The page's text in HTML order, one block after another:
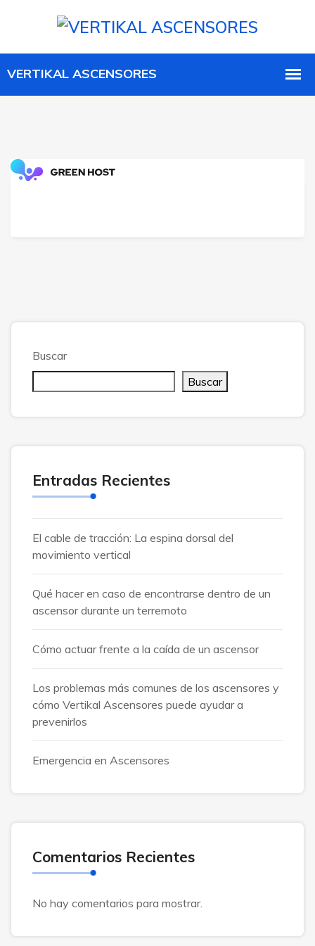
Buscar
Buscar
Entradas Recientes
El cable de tracción: La espina dorsal del
movimiento vertical
Qué hacer en caso de encontrarse dentro de un
ascensor durante un terremoto
Cómo actuar frente a la caída de un ascensor
Los problemas más comunes de los ascensores y
cómo Vertikal Ascensores puede ayudar a
prevenirlos
Emergencia en Ascensores
Comentarios Recientes
No hay comentarios para mostrar.